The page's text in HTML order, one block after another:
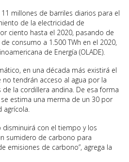
millones de barriles diarios para el
de la electricidad de
ciento hasta el 2020, pasando de
consumo a 1.500 TWh en el 2020,
de Energía (OLADE).
en una década más existirá el
tendrán acceso al agua por la
la cordillera andina. De esa forma
se estima una merma de un 30 por
agrícola.
disminuirá con el tiempo y los
sumidero de carbono para
emisiones de carbono”, agrega la